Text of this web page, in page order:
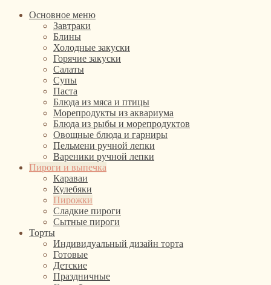
Основное меню
Завтраки
Блины
Холодные закуски
Горячие закуски
Салаты
Супы
Паста
Блюда из мяса и птицы
Морепродукты из аквариума
Блюда из рыбы и морепродуктов
Овощные блюда и гарниры
Пельмени ручной лепки
Вареники ручной лепки
Пироги и выпечка
Караваи
Кулебяки
Пирожки
Сладкие пироги
Сытные пироги
Торты
Индивидуальный дизайн торта
Готовые
Детские
Праздничные